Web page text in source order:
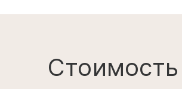
Стоимость